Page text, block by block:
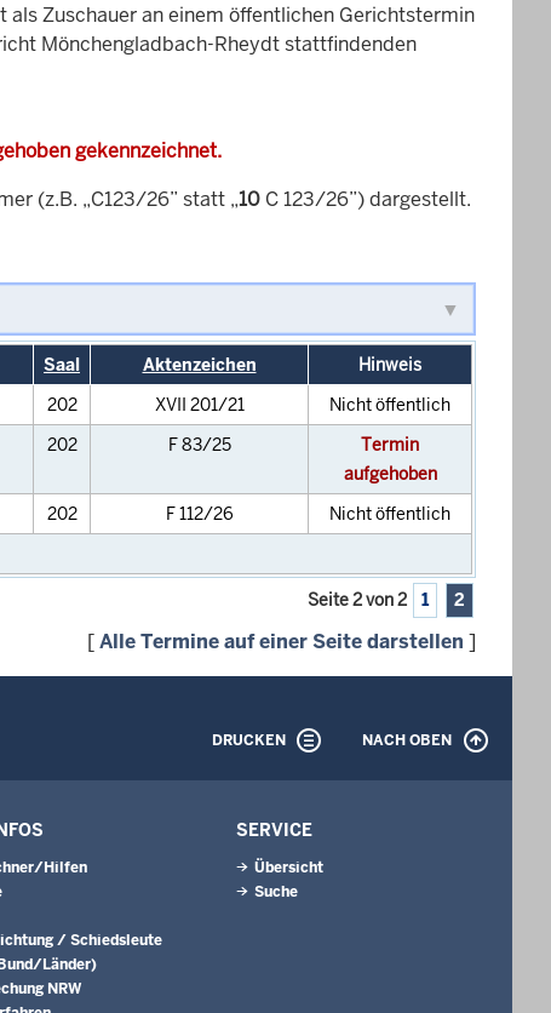
Zuschauer an einem öffentlichen Gerichtstermin
Mönchengladbach-Rheydt stattfindenden
gekennzeichnet.
(z.B. „C123/26” statt „10 C 123/26”) dargestellt.
Saal Aktenzeichen
Hinweis
202 XVII 201/21
Nicht öffentlich
202 F 83/25
Termin
aufgehoben
202 F 112/26
Nicht öffentlich
Seite 2 von 2 1 2
[Alle Termine auf einer Seite darstellen ]
DRUCKEN NACH OBEN
Hilfen
/ Schiedsleute
Länder)
NRW
SERVICE
Übersicht
Suche